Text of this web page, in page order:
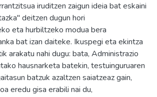
iruditzen zaigun ideia bat eskaini
deitzen dugun hori
eta hurbiltzeko modua bera
bat izan daiteke. Ikuspegi eta ekintza
arakatu nahi dugu: bata, Administrazio
hausnarketa batekin, testuinguruaren
batzuk azaltzen saiatzeaz gain,
eredu gisa erabili nai du,